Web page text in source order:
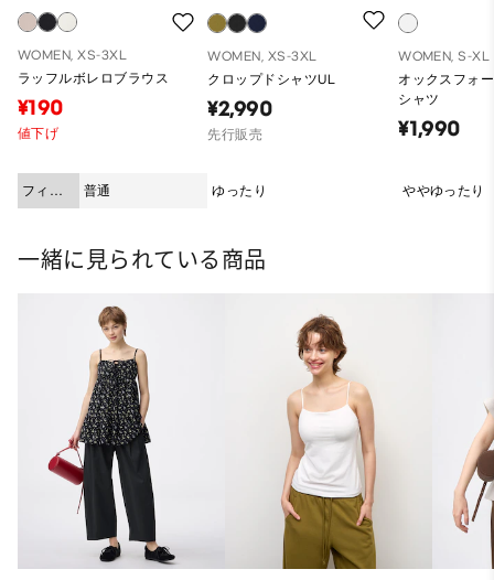
WOMEN, XS-3XL
ラッフルボレロブラウス
¥190
値下げ
フィッ
ト
普通
WOMEN, XS-3XL
クロップドシャツUL
¥2,990
先行販売
ゆったり
WOMEN, S-XL
オックスフォ
シャツ
¥1,990
ややゆったり
一緒に見られている商品